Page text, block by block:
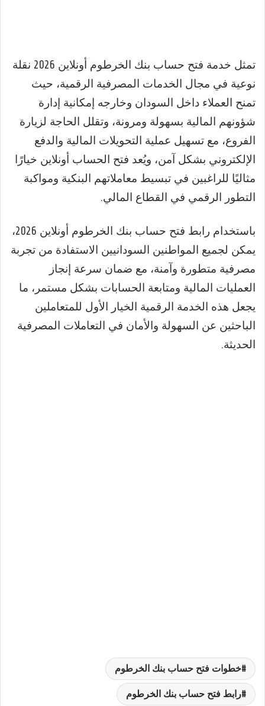
تمثل خدمة فتح حساب بنك الخرطوم أونلاين 2026 نقلة
نوعية في مجال الخدمات المصرفية الرقمية، حيث
تمنح العملاء داخل السودان وخارجه إمكانية إدارة
شؤونهم المالية بسهولة ومرونة، وتقلل الحاجة لزيارة
الفروع، مع تسهيل عملية التحويلات المالية والدفع
الإلكتروني بشكل آمن، ويُعد فتح الحساب أونلاين خيارًا
مثاليًا للراغبين في تبسيط معاملاتهم البنكية ومواكبة
التطور الرقمي في القطاع المالي.
باستخدام رابط فتح حساب بنك الخرطوم أونلاين 2026،
يمكن لجميع المواطنين السودانيين الاستفادة من تجربة
مصرفية متطورة وآمنة، مع ضمان سرعة إنجاز
العمليات المالية ومتابعة الحسابات بشكل مستمر، ما
يجعل هذه الخدمة الرقمية الخيار الأول للمتعاملين
الباحثين عن السهولة والأمان في التعاملات المصرفية
الحديثة.
خطوات فتح حساب بنك الخرطوم
رابط فتح حساب بنك الخرطوم